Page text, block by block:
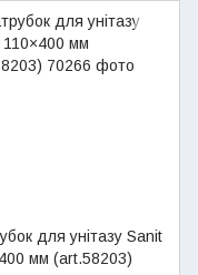
для унітазу Sanit
мм (art.58203)